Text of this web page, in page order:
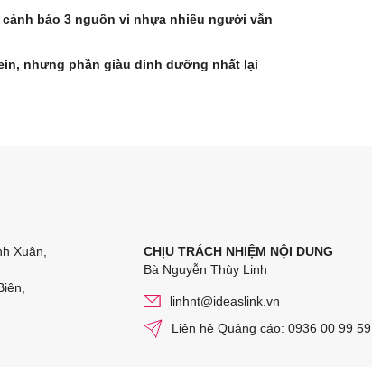
báo 3 nguồn vi nhựa nhiều người vẫn
nhưng phần giàu dinh dưỡng nhất lại
Xuân,
CHỊU TRÁCH NHIỆM NỘI DUNG
Bà Nguyễn Thùy Linh
linhnt@ideaslink.vn
Liên hệ Quảng cáo: 0936 00 99 59